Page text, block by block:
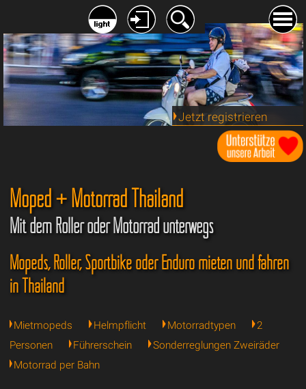
Jetzt registrieren
Moped + Motorrad Thailand
Mit dem Roller oder Motorrad unterwegs
Mopeds, Roller, Sportbike oder Enduro mieten und fahren
in Thailand
Mietmopeds Helmpflicht Motorradtypen
2
Personen
Führerschein
Sonderreglungen Zweiräder
Motorrad per Bahn